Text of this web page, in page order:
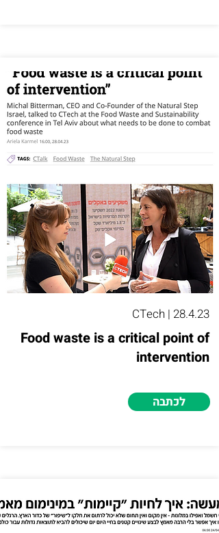
CTech | 28.4.23
Food waste is a critical point of
intervention
לכתבה